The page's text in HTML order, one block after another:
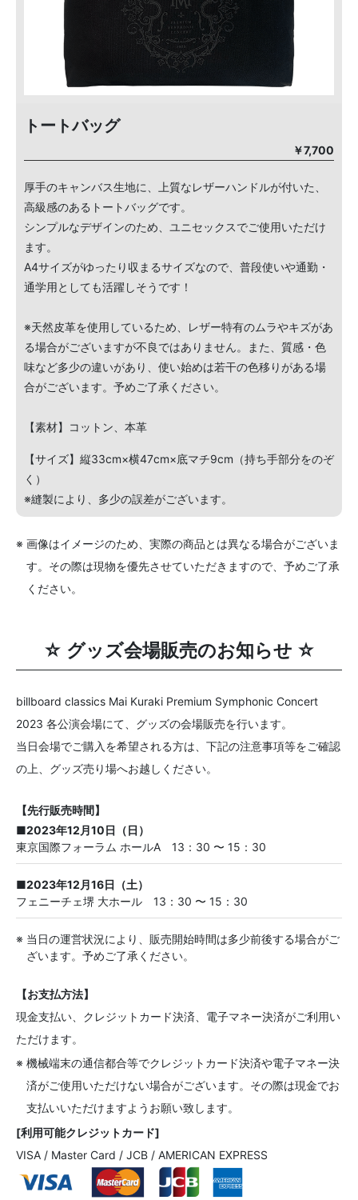
トートバッグ
￥7,700
厚手のキャンバス生地に、上質なレザーハンドルが付いた、
高級感のあるトートバッグです。
シンプルなデザインのため、ユニセックスでご使用いただけ
ます。
A4サイズがゆったり収まるサイズなので、普段使いや通勤・
通学用としても活躍しそうです！
※天然皮革を使用しているため、レザー特有のムラやキズがあ
る場合がございますが不良ではありません。また、質感・色
味など多少の違いがあり、使い始めは若干の色移りがある場
合がございます。予めご了承ください。
【素材】コットン、本革
【サイズ】縦33cm×横47cm×底マチ9cm（持ち手部分をのぞ
く）
※縫製により、多少の誤差がございます。
※ 画像はイメージのため、実際の商品とは異なる場合がございま
す。その際は現物を優先させていただきますので、予めご了承
ください。
☆ グッズ会場販売のお知らせ ☆
billboard classics Mai Kuraki Premium Symphonic Concert
2023 各公演会場にて、グッズの会場販売を行います。
当日会場でご購入を希望される方は、下記の注意事項等をご確認
の上、グッズ売り場へお越しください。
【先行販売時間】
■2023年12月10日（日）
東京国際フォーラム ホールA 13：30 〜 15：30
■2023年12月16日（土）
フェニーチェ堺 大ホール 13：30 〜 15：30
※ 当日の運営状況により、販売開始時間は多少前後する場合がご
ざいます。予めご了承ください。
【お支払方法】
現金支払い、クレジットカード決済、電子マネー決済がご利用い
ただけます。
※ 機械端末の通信都合等でクレジットカード決済や電子マネー決
済がご使用いただけない場合がございます。その際は現金でお
支払いいただけますようお願い致します。
[利用可能クレジットカード]
VISA / Master Card / JCB / AMERICAN EXPRESS